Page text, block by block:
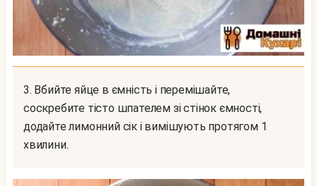
3. Вбийте яйце в ємність і перемішайте,
соскребите тісто шпателем зі стінок ємності,
додайте лимонний сік і вимішують протягом 1
хвилини.